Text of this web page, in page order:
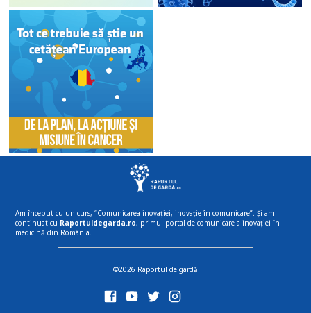
Am început cu un curs, “Comunicarea inovației, inovație în comunicare”. Și am
continuat cu Raportuldegarda.ro, primul portal de comunicare a inovației în
medicină din România.
©2026 Raportul de gardă